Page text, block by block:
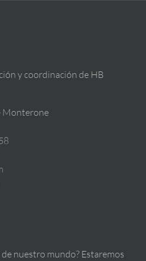
y coordinación de HB
Monterone
nuestro mundo? Estaremos